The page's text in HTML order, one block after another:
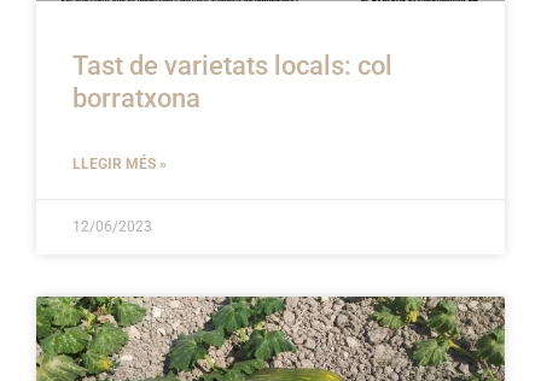
Tast de varietats locals: col
borratxona
LLEGIR MÉS »
12/06/2023